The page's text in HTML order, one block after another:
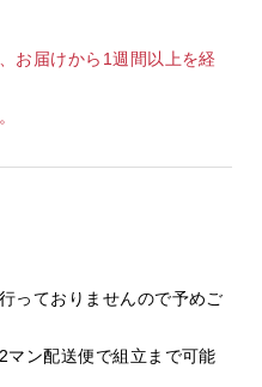
お届けから1週間以上を経
っておりませんので予めご
ン配送便で組立まで可能